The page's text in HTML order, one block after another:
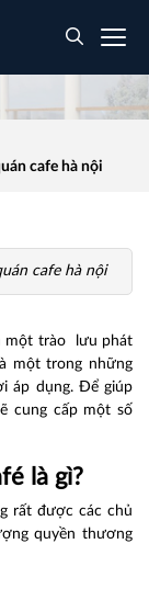
cafe hà nội
cafe hà nội
một trào lưu phát
một trong những
áp dụng. Để giúp
cung cấp một số
là gì?
rất được các chủ
quyền thương